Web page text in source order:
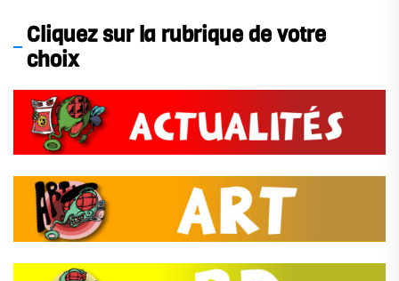
Cliquez sur la rubrique de votre
choix